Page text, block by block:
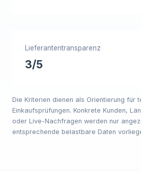
Lieferantentransparenz
3/5
Die Kriterien dienen als Orientierung für
Einkaufsprüfungen. Konkrete Kunden,
oder Live-Nachfragen werden nur
entsprechende belastbare Daten